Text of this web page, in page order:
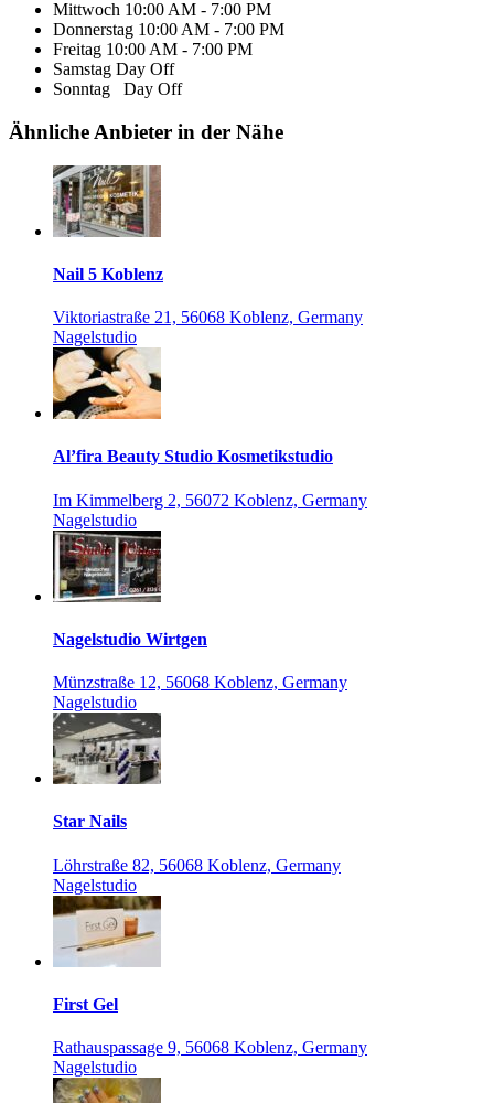
Mittwoch 10:00 AM - 7:00 PM
Donnerstag 10:00 AM - 7:00 PM
Freitag 10:00 AM - 7:00 PM
Samstag Day Off
Sonntag Day Off
Ähnliche Anbieter in der Nähe
Nail 5 Koblenz
Viktoriastraße 21, 56068 Koblenz, Germany
Nagelstudio
Al’fira Beauty Studio Kosmetikstudio
Im Kimmelberg 2, 56072 Koblenz, Germany
Nagelstudio
Nagelstudio Wirtgen
Münzstraße 12, 56068 Koblenz, Germany
Nagelstudio
Star Nails
Löhrstraße 82, 56068 Koblenz, Germany
Nagelstudio
First Gel
Rathauspassage 9, 56068 Koblenz, Germany
Nagelstudio